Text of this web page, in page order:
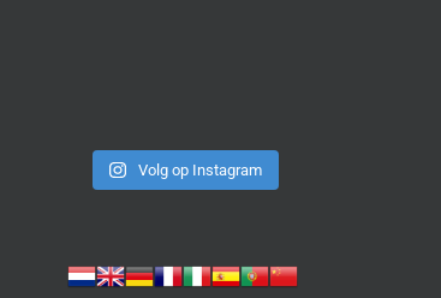
Volg op Instagram